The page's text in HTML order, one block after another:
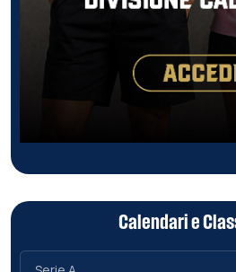
Calendari e